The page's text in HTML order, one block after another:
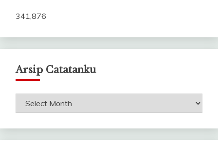
341,876
Arsip Catatanku
Arsip